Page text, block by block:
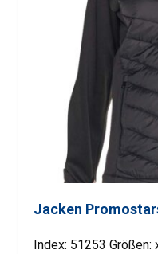
Jacken
Index: 51253 Größen: